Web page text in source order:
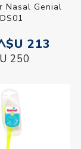
Nasal Genial
DS01
$U 213
250